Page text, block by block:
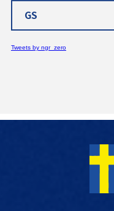
GS
Tweets by ngr_zero